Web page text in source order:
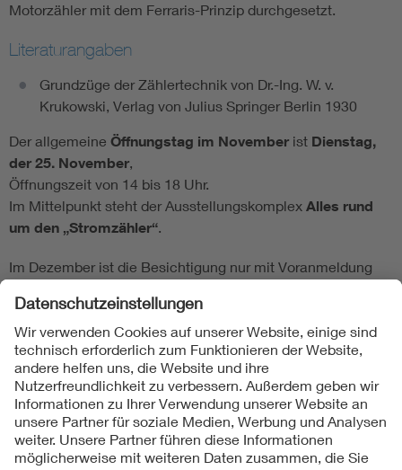
Motorzähler mit dem Ferraris-Prinzip durchgesetzt.
Literaturangaben
Grundzüge der Zählertechnik von Dr.-Ing. W. v.
Krukowski, Verlag von Julius Springer Berlin 1930
Der allgemeine Öffnungstag im November ist Dienstag,
der 25. November,
Öffnungszeit von 14 bis 18 Uhr.
Im Mittelpunkt steht der Ausstellungskomplex Alles rund
um den „Stromzähler“.
Im Dezember ist die Besichtigung nur mit Voranmeldung
|Objekt Dezember 2014| - |Objekt Oktober 2014|
Zurück zum Historischen Archiv
Folgen Sie uns